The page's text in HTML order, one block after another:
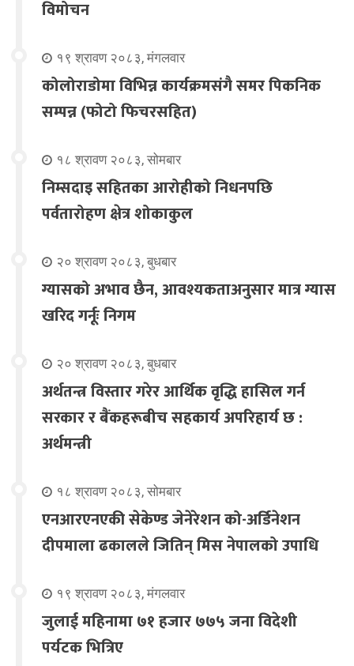
विमोचन
१९ श्रावण २०८३, मंगलवार
कोलोराडोमा विभिन्न कार्यक्रमसंगै समर पिकनिक
सम्पन्न (फोटो फिचरसहित)
१८ श्रावण २०८३, सोमबार
निम्सदाइ सहितका आरोहीको निधनपछि
पर्वतारोहण क्षेत्र शोकाकुल
२० श्रावण २०८३, बुधबार
ग्यासको अभाव छैन, आवश्यकताअनुसार मात्र ग्यास
खरिद गर्नूः निगम
२० श्रावण २०८३, बुधबार
अर्थतन्त्र विस्तार गरेर आर्थिक वृद्धि हासिल गर्न
सरकार र बैंकहरूबीच सहकार्य अपरिहार्य छ :
अर्थमन्त्री
१८ श्रावण २०८३, सोमबार
एनआरएनएकी सेकेण्ड जेनेरेशन को-अर्डिनेशन
दीपमाला ढकालले जितिन् मिस नेपालको उपाधि
१९ श्रावण २०८३, मंगलवार
जुलाई महिनामा ७१ हजार ७७५ जना विदेशी
पर्यटक भित्रिए